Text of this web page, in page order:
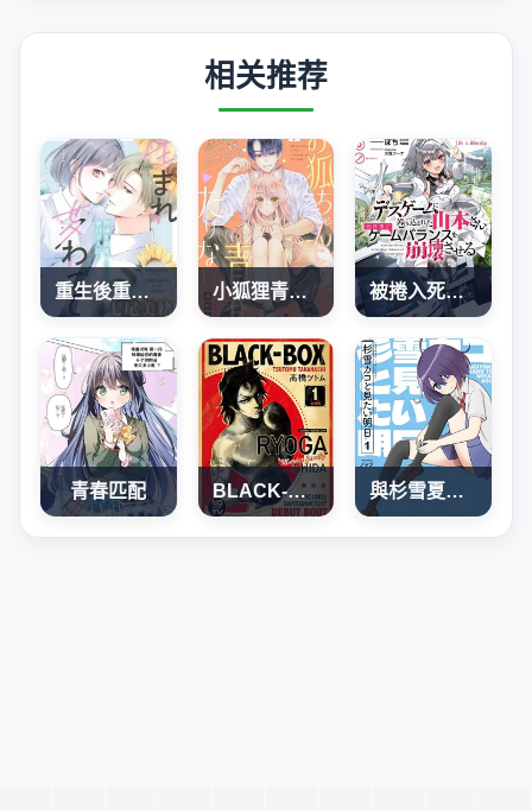
相关推荐
重生後重新開始 小狐狸青春不足 被捲入死亡遊戲的山本小姐，正隨心所欲地摧毀遊戲平衡
青春匹配 BLACK-BOX 與杉雪夏子的明天